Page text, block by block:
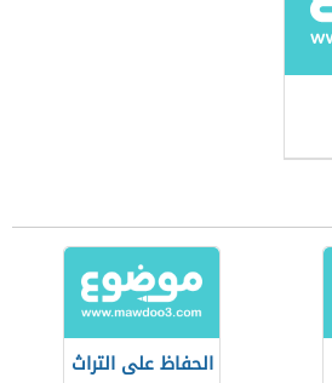
الحفاظ على التراث